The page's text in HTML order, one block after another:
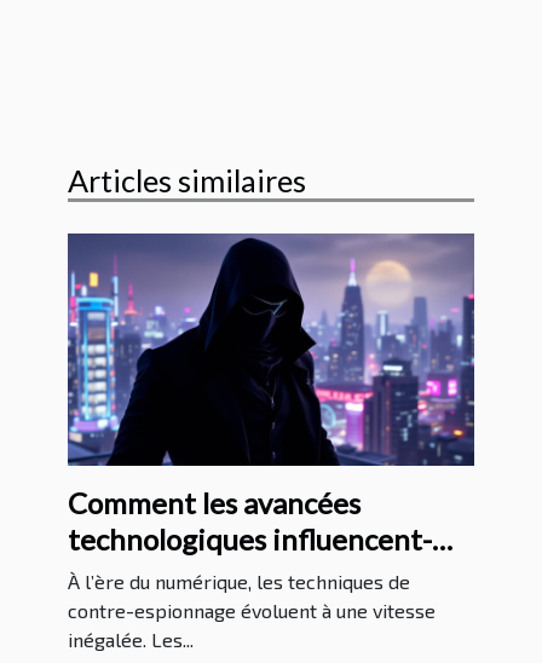
Articles similaires
Comment les avancées
technologiques influencent-
elles les méthodes de contre-
espionnage ?
À l’ère du numérique, les techniques de
contre-espionnage évoluent à une vitesse
inégalée. Les...